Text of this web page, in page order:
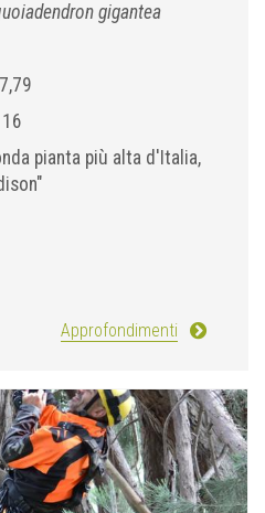
gigantea
7,79
pianta più alta d'Italia,
Approfondimenti